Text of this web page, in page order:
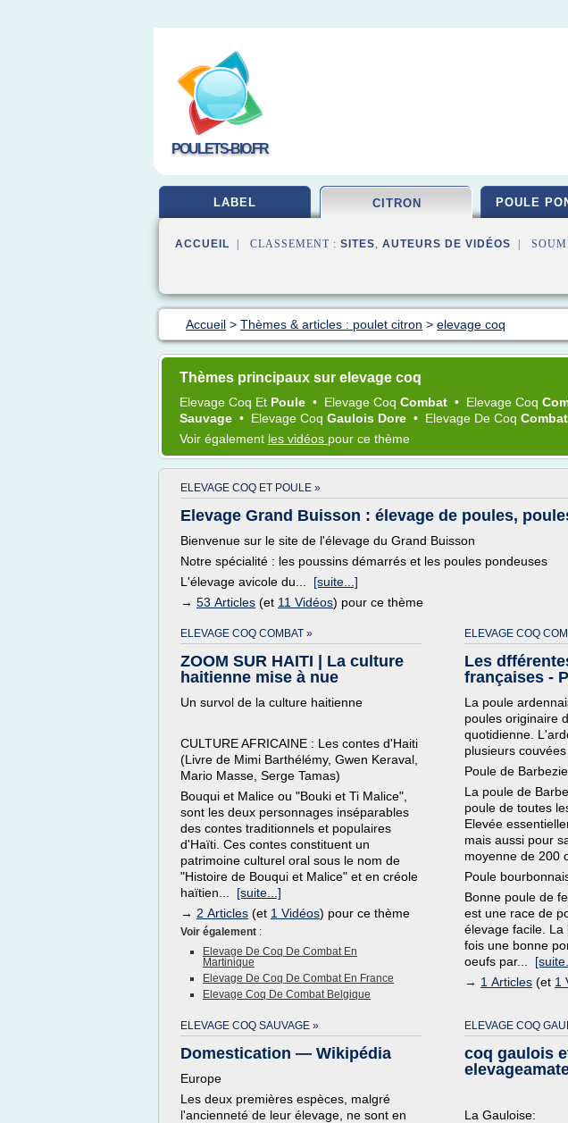
POULETS-BIO.FR
LABEL CITRON POULE
ACCUEIL | CLASSEMENT : SITES, AUTEURS DE VIDÉOS |
Accueil > Thèmes & articles : poulet citron > elevage coq
Thèmes principaux sur elevage coq
Elevage Coq Et Poule • Elevage Coq Combat • Elevage Coq
Sauvage • Elevage Coq Gaulois Dore • Elevage De Coq Combat
Voir également les vidéos pour ce thème
ELEVAGE COQ ET POULE »
Elevage Grand Buisson : élevage de poules,
Bienvenue sur le site de l'élevage du Grand Buisson
Notre spécialité : les poussins démarrés et les poules pondeuses
L'élevage avicole du... [suite...]
→ 53 Articles (et 11 Vidéos) pour ce thème
ELEVAGE COQ COMBAT »
ZOOM SUR HAITI | La culture
haitienne mise à nue
Un survol de la culture haitienne
CULTURE AFRICAINE : Les contes d'Haiti
(Livre de Mimi Barthélémy, Gwen Keraval,
Mario Masse, Serge Tamas)
Bouqui et Malice ou "Bouki et Ti Malice",
sont les deux personnages inséparables
des contes traditionnels et populaires
d'Haïti. Ces contes constituent un
patrimoine culturel oral sous le nom de
"Histoire de Bouqui et Malice" et en créole
haïtien... [suite...]
→ 2 Articles (et 1 Vidéos) pour ce thème
Voir également :
Elevage De Coq De Combat En
Martinique
Elevage De Coq De Combat En France
Elevage Coq De Combat Belgique
ELEVAGE COQ
Les
françaises -
La poule
poules originaire
quotidienne.
plusieurs
Poule de
La poule de
poule de toutes
Elevée
mais aussi pour
moyenne de 200
Poule
Bonne poule de
est une race de
élevage facile. La
fois une bonne
oeufs par...
→ 1 Articles (et 1
ELEVAGE COQ SAUVAGE »
Domestication — Wikipédia
Europe
Les deux premières espèces, malgré
l'ancienneté de leur élevage, ne sont en
ELEVAGE COQ
coq gaulois
La Gauloise: